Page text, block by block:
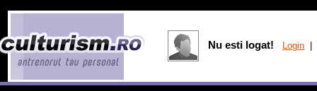
Nu esti logat! Login